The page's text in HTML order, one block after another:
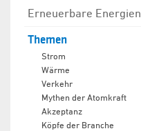
Erneuerbare Energien
Themen
Strom
Wärme
Verkehr
Mythen der Atomkraft
Akzeptanz
Köpfe der Branche